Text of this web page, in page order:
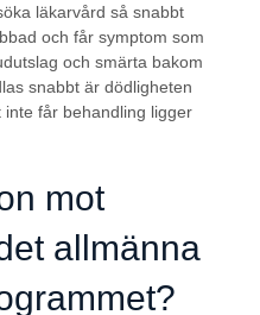
läkarvård så snabbt
och får symptom som
och smärta bakom
snabbt är dödligheten
får behandling ligger
mot
allmänna